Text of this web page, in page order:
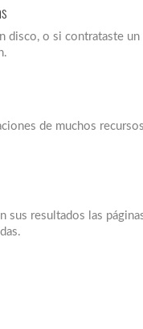
disco, o si contrataste
de muchos
sus resultados las